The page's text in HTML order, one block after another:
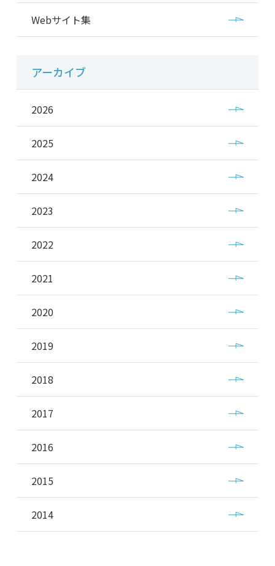
Webサイト集
アーカイブ
2026
2025
2024
2023
2022
2021
2020
2019
2018
2017
2016
2015
2014